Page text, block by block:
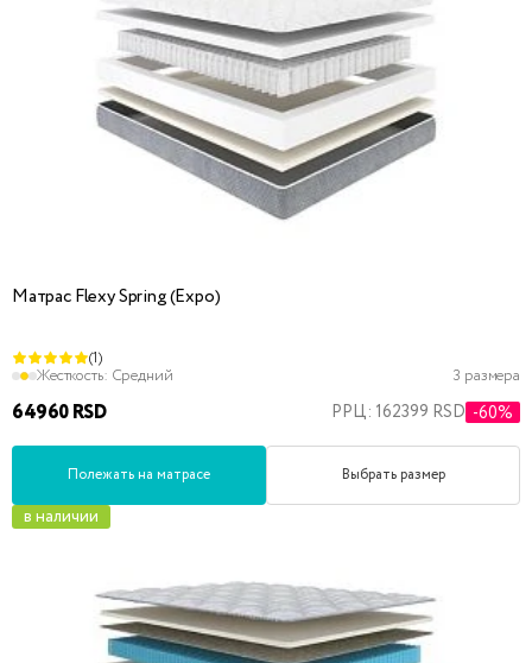
Матрас Flexy Spring (Expo)
(1)
Жесткость: Средний 3 размера
64960 RSD РРЦ: 162399 RSD -60%
Полежать на матрасе Выбрать размер
в наличии